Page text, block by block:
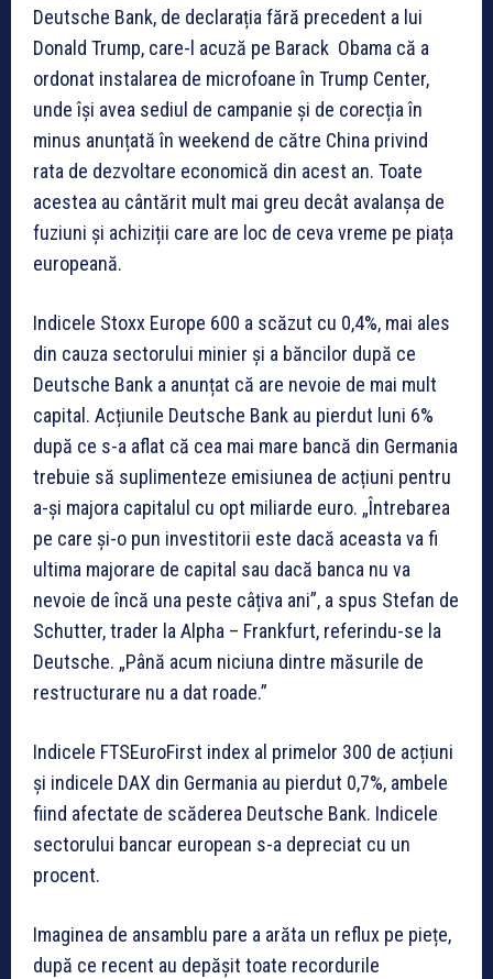
Deutsche Bank, de declarația fără precedent a lui
Donald Trump, care-l acuză pe Barack Obama că a
ordonat instalarea de microfoane în Trump Center,
unde își avea sediul de campanie și de corecția în
minus anunțată în weekend de către China privind
rata de dezvoltare economică din acest an. Toate
acestea au cântărit mult mai greu decât avalanșa de
fuziuni și achiziții care are loc de ceva vreme pe piața
europeană.
Indicele Stoxx Europe 600 a scăzut cu 0,4%, mai ales
din cauza sectorului minier și a băncilor după ce
Deutsche Bank a anunțat că are nevoie de mai mult
capital. Acțiunile Deutsche Bank au pierdut luni 6%
după ce s-a aflat că cea mai mare bancă din Germania
trebuie să suplimenteze emisiunea de acțiuni pentru
a-și majora capitalul cu opt miliarde euro. „Întrebarea
pe care și-o pun investitorii este dacă aceasta va fi
ultima majorare de capital sau dacă banca nu va
nevoie de încă una peste câțiva ani”, a spus Stefan de
Schutter, trader la Alpha – Frankfurt, referindu-se la
Deutsche. „Până acum niciuna dintre măsurile de
restructurare nu a dat roade.”
Indicele FTSEuroFirst index al primelor 300 de acțiuni
și indicele DAX din Germania au pierdut 0,7%, ambele
fiind afectate de scăderea Deutsche Bank. Indicele
sectorului bancar european s-a depreciat cu un
procent.
Imaginea de ansamblu pare a arăta un reflux pe piețe,
după ce recent au depășit toate recordurile